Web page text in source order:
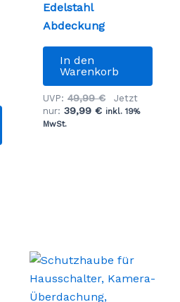
Dieses
Produkt
weist
können
Edelstahl
Abdeckung
In den
Warenkorb
UVP: 49,99€
Preis
Jetzt
nur: 39,99€Aktueller
inkl. 19%
MwSt.